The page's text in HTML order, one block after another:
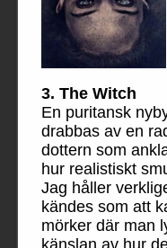
3. The Witch
En puritansk
drabbas av en
dottern som
hur realistiskt
Jag håller
kändes som att
mörker där man
känslan av hur